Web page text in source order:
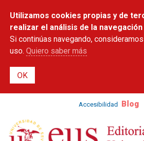
contenido
principal
Utilizamos cookies propias y de
realizar el análisis de la
Si continúas navegando,
uso. Quiero saber más
Accesibilidad Blog